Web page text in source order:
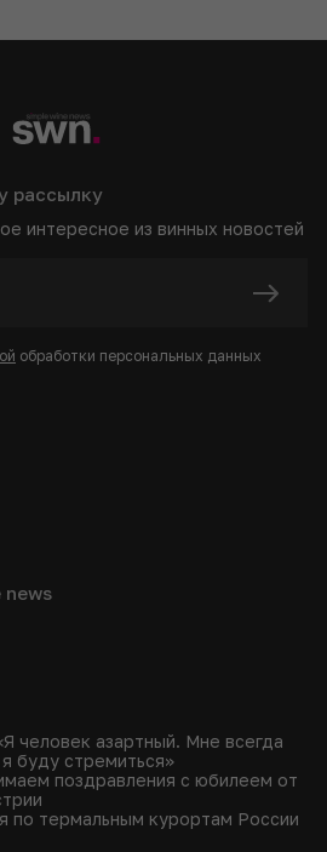
news
человек азартный. Мне всегда
буду стремиться»
поздравления с юбилеем от
по термальным курортам России
рассылку
интересное из винных новостей
обработки персональных данных